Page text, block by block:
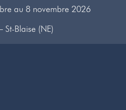
au 8 novembre 2026
St-Blaise (NE)